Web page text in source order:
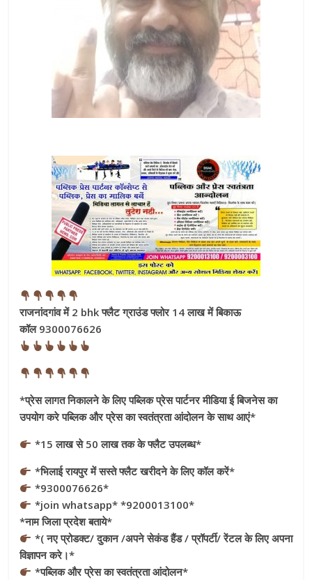
राजनांदगांव में 2 bhk फ्लैट ग्राउंड फ्लोर 14 लाख में बिकाऊ
कॉल 9300076626
*प्रेस लागत निकालने के लिए पब्लिक प्रेस पार्टनर मीडिया ई बिजनेस का
उपयोग करे पब्लिक और प्रेस का स्वतंत्रता आंदोलन के साथ आएं*
*15 लाख से 50 लाख तक के फ्लैट उपलब्ध*
*भिलाई रायपुर में सस्ते फ्लैट खरीदने के लिए कॉल करें*
*9300076626*
*join whatsapp* *9200013100*
*नाम जिला प्रदेश बताये*
*( नए प्रोडक्ट/ दुकान /अपने सेकंड हैंड / प्रॉपर्टी/ रेंटल के लिए अपना
विज्ञापन करे।*
*पब्लिक और प्रेस का स्वतंत्रता आंदोलन*